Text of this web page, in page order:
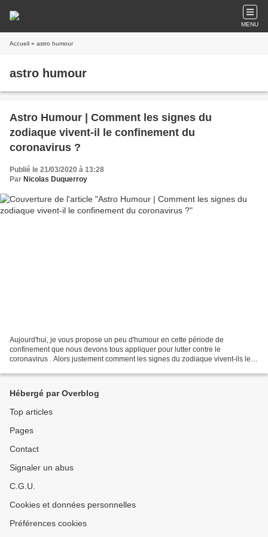
MENU
Accueil » astro humour
astro humour
Astro Humour | Comment les signes du
zodiaque vivent-il le confinement du
coronavirus ?
Publié le 21/03/2020 à 13:28
Par Nicolas Duquerroy
Aujourd'hui, je vous propose un peu d'humour en cette période de
confinement que nous devons tous appliquer pour lutter contre le
coronavirus . Alors justement comment les signes du zodiaque vivent-ils le
Hébergé par Overblog
Top articles
Pages
Contact
Signaler un abus
C.G.U.
Cookies et données personnelles
Préférences cookies